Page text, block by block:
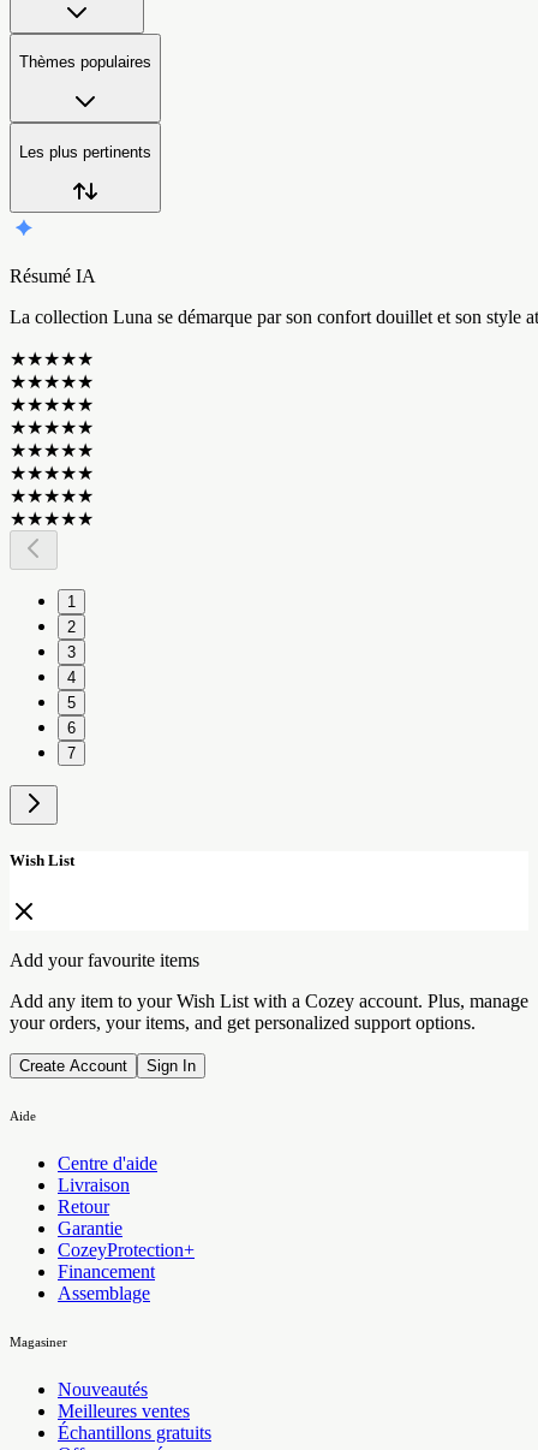
Thèmes populaires
Les plus pertinents
Résumé IA
La collection Luna se démarque par son confort douillet et son style at
★★★★★
★★★★★
★★★★★
★★★★★
★★★★★
★★★★★
★★★★★
★★★★★
1
2
3
4
5
6
7
Wish List
Add your favourite items
Add any item to your Wish List with a Cozey account. Plus, manage
your orders, your items, and get personalized support options.
Create Account Sign In
Aide
Centre d'aide
Livraison
Retour
Garantie
CozeyProtection+
Financement
Assemblage
Magasiner
Nouveautés
Meilleures ventes
Échantillons gratuits